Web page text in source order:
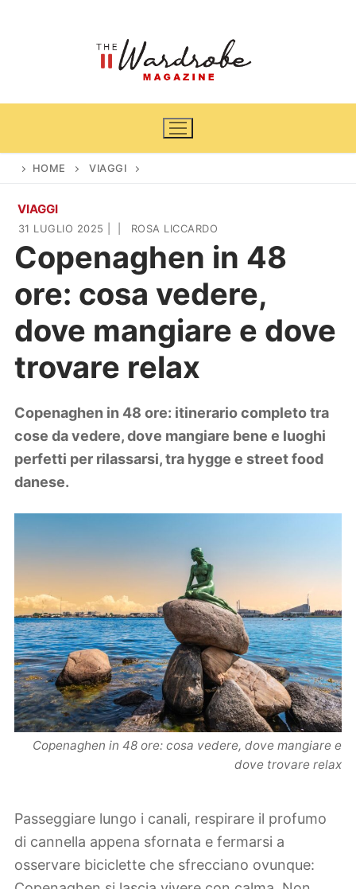
Home
News
Cinema e TV
Casa & Giardino
Arredamento
Piante e fiori
DIY
Lifestyle
Viaggi
HOME VIAGGI
VIAGGI
31 LUGLIO 2025 ROSA LICCARDO
Copenaghen in 48
ore: cosa vedere,
dove mangiare e dove
trovare relax
Copenaghen in 48 ore: itinerario completo tra
cose da vedere, dove mangiare bene e luoghi
perfetti per rilassarsi, tra hygge e street food
danese.
Copenaghen in 48 ore: cosa vedere, dove mangiare e
dove trovare relax
Passeggiare lungo i canali, respirare il profumo
di cannella appena sfornata e fermarsi a
osservare biciclette che sfrecciano ovunque: